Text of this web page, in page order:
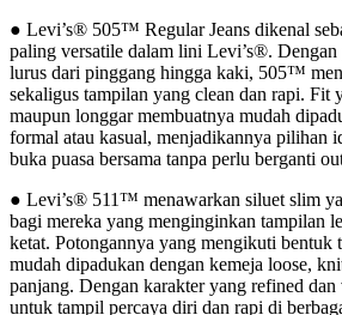
● Levi’s® 505™ Regular Jeans dikenal
paling versatile dalam lini Levi’s®.
lurus dari pinggang hingga kaki, 505™
sekaligus tampilan yang clean dan rapi. Fit
maupun longgar membuatnya mudah
formal atau kasual, menjadikannya pilihan
buka puasa bersama tanpa perlu berganti
● Levi’s® 511™ menawarkan siluet slim
bagi mereka yang menginginkan tampilan
ketat. Potongannya yang mengikuti bentuk
mudah dipadukan dengan kemeja loose,
panjang. Dengan karakter yang refined
untuk tampil percaya diri dan rapi di